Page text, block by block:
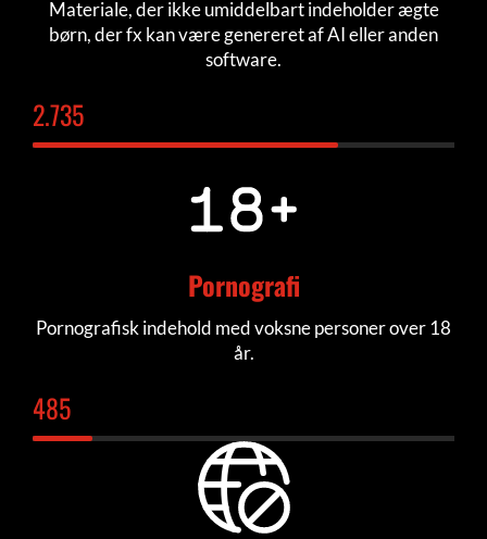
Materiale, der ikke umiddelbart indeholder ægte
børn, der fx kan være genereret af AI eller anden
software.
2.770
Pornografi
Pornografisk indehold med voksne personer over 18
år.
492